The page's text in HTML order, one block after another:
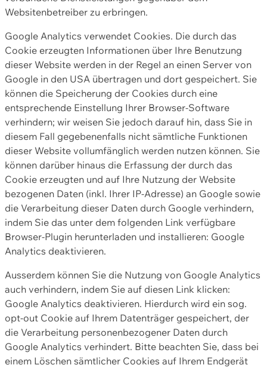
Websitenbetreiber zu erbringen.
Google Analytics verwendet Cookies. Die durch das
Cookie erzeugten Informationen über Ihre Benutzung
dieser Website werden in der Regel an einen Server von
Google in den USA übertragen und dort gespeichert. Sie
können die Speicherung der Cookies durch eine
entsprechende Einstellung Ihrer Browser-Software
verhindern; wir weisen Sie jedoch darauf hin, dass Sie in
diesem Fall gegebenenfalls nicht sämtliche Funktionen
dieser Website vollumfänglich werden nutzen können. Sie
können darüber hinaus die Erfassung der durch das
Cookie erzeugten und auf Ihre Nutzung der Website
bezogenen Daten (inkl. Ihrer IP-Adresse) an Google sowie
die Verarbeitung dieser Daten durch Google verhindern,
indem Sie das unter dem folgenden Link verfügbare
Browser-Plugin herunterladen und installieren: Google
Analytics deaktivieren.
Ausserdem können Sie die Nutzung von Google Analytics
auch verhindern, indem Sie auf diesen Link klicken:
Google Analytics deaktivieren. Hierdurch wird ein sog.
opt-out Cookie auf Ihrem Datenträger gespeichert, der
die Verarbeitung personenbezogener Daten durch
Google Analytics verhindert. Bitte beachten Sie, dass bei
einem Löschen sämtlicher Cookies auf Ihrem Endgerät